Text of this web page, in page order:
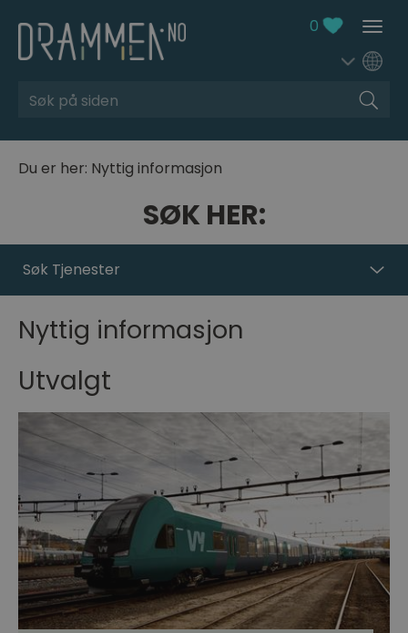
0
Søk
Du er her: Nyttig informasjon
SØK HER:
Søk Tjenester
Nyttig informasjon
Utvalgt